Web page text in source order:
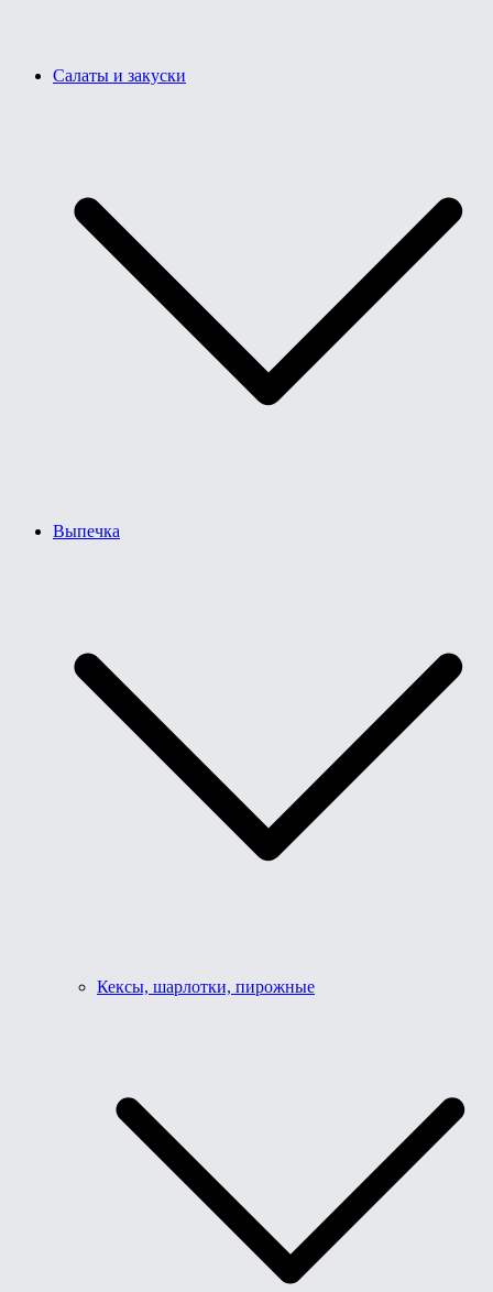
Салаты и закуски
Выпечка
Кексы, шарлотки, пирожные